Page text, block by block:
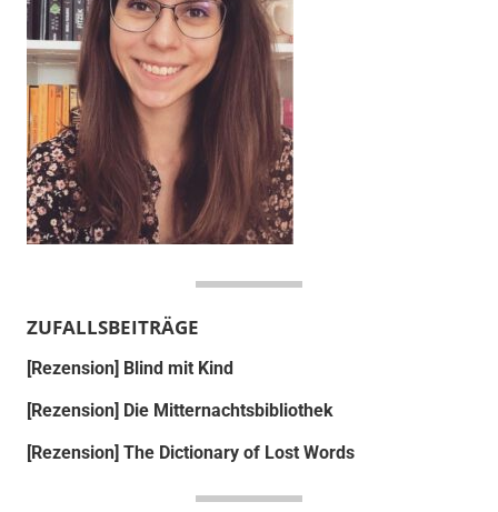
ZUFALLSBEITRÄGE
[Rezension] Blind mit Kind
[Rezension] Die Mitternachtsbibliothek
[Rezension] The Dictionary of Lost Words